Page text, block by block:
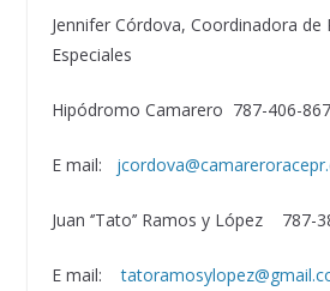
Jennifer Córdova, Coordinadora de
Especiales
Hipódromo Camarero 787-406-
E mail:
Juan ‘’Tato’’ Ramos y López 787-
E mail: